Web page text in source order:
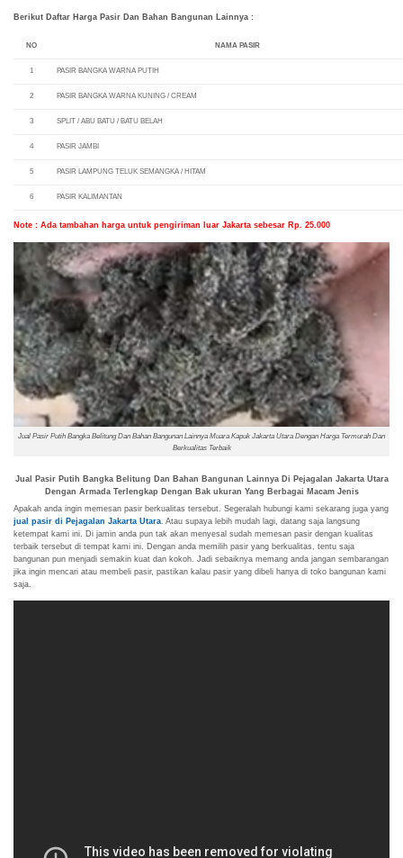
Berikut Daftar Harga Pasir Dan Bahan Bangunan Lainnya :
NO NAMA PASIR
1 PASIR BANGKA WARNA PUTIH
2 PASIR BANGKA WARNA KUNING / CREAM
3 SPLIT / ABU BATU / BATU BELAH
4 PASIR JAMBI
5 PASIR LAMPUNG TELUK SEMANGKA / HITAM
6 PASIR KALIMANTAN
Note : Ada tambahan harga untuk pengiriman luar Jakarta sebesar Rp. 25.000
Jual Pasir Putih Bangka Belitung Dan Bahan Bangunan Lainnya Muara Kapuk Jakarta Utara Dengan Harga Termurah Dan
Berkualitas Terbaik
Jual Pasir Putih Bangka Belitung Dan Bahan Bangunan Lainnya Di Pejagalan Jakarta Utara
Dengan Armada Terlengkap Dengan Bak ukuran Yang Berbagai Macam Jenis
Apakah anda ingin memesan pasir berkualitas tersebut. Segeralah hubungi kami sekarang juga yang
jual pasir di Pejagalan Jakarta Utara . Atau supaya lebih mudah lagi, datang saja langsung
ketempat kami ini. Di jamin anda pun tak akan menyesal sudah memesan pasir dengan kualitas
terbaik tersebut di tempat kami ini. Dengan anda memilih pasir yang berkualitas, tentu saja
bangunan pun menjadi semakin kuat dan kokoh. Jadi sebaiknya memang anda jangan sembarangan
jika ingin mencari atau membeli pasir, pastikan kalau pasir yang dibeli hanya di toko bangunan kami
saja.